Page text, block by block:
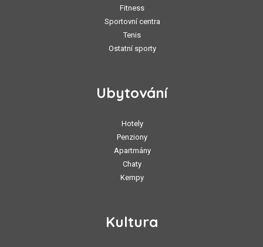
Fitness
Sportovní centra
Tenis
Ostatní sporty
Ubytování
Hotely
Penziony
Apartmány
Chaty
Kempy
Kultura